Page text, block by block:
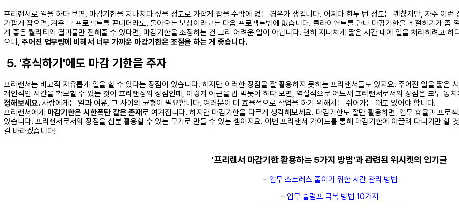
프리랜서로 일을 하다 보면, 마감기한을 지나치다 싶을 정도로 가깝게 잡을 수밖에 없는 경우가 생깁니다. 어쩌다 한두 번 정도는 괜찮지만, 자주 이
가깝게 잡으면, 겨우 그 프로젝트를 끝내더라도, 돌아오는 보상이라고는 다음 프로젝트밖에 없습니다. 클라이언트를 만나 마감기한을 조절하기가 좀
게 좋은 퀄리티의 결과물만 전해줄 수 있다면, 마감기한을 조정하는 건 그리 어려운 일이 아닙니다. 괜히 지나치게 짧은 시간 내에 일을 처리하려고
으니, 주어진 업무량에 비해서 너무 가까운 마감기한은 조절을 하는 게 좋습니다.
5. '휴식하기'에도 마감 기한을 주자
프리랜서는 비교적 자유롭게 일을 할 수 있다는 장점이 있습니다. 하지만 이러한 장점을 잘 활용하지 못하는 프리랜서들도 있지요. 주어진 일을 짧은
개인적인 시간을 확보할 수 있는 것이 프리랜싱의 장점인데, 이렇게 야근을 밥 먹듯이 하다 보면, 역설적으로 어느새 프리랜서로서의 장점은 모두 놓
정해보세요.사람에게는 일과 여유, 그 사이의 균형이 필요합니다. 여러분이 더 효율적으로 작업을 하기 위해서는 쉬어가는 때도 있어야 합니다.
프리랜서에게 마감기한은 시한폭탄 같은 존재로 여겨집니다. 하지만 마감기한을 다르게 생각해보세요. 마감기한도 잘만 활용하면, 업무 효율과 프로
있습니다. 프리랜서로서의 장점을 십분 활용할 수 있는 무기로 만들 수 있는 셈이지요. 이번 프리랜서 가이드를 통해 마감기한에 이끌려 다니기만 할
길 바라겠습니다!
'프리랜서 마감기한 활용하는 5가지 방법'과 관련된 위시켓의 인기글
– 업무 스트레스 줄이기 위한 시간 관리 방법
– 업무 슬럼프 극복 방법 10가지